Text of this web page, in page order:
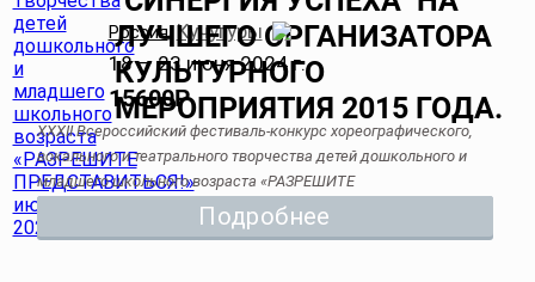
Россия,Кучугуры
18 — 23 июня 2024 г.
15600Р
XXXII Всероссийский фестиваль-конкурс хореографического,
вокального и театрального творчества детей дошкольного и
младшего школьного возраста «РАЗРЕШИТЕ
ПРЕДСТАВИТЬСЯ!» июнь 2024Подробнее